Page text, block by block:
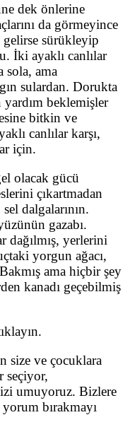
dek önlerine
da görmeyince
gelirse sürükleyip
İki ayaklı canlılar
sola, ama
sulardan. Dorukta
yardım beklemişler
bitkin ve
canlılar karşı,
için.
olacak gücü
çıkartmadan
dalgalarının.
gazabı.
dağılmış, yerlerini
yorgun ağacı,
ama hiçbir şey
kanadı geçebilmiş
size ve çocuklara
seçiyor,
umuyoruz. Bizlere
yorum bırakmayı